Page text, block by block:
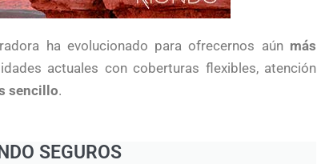
ha evolucionado para ofrecernos aún más
actuales con coberturas flexibles, atención
sencillo.
SEGUROS